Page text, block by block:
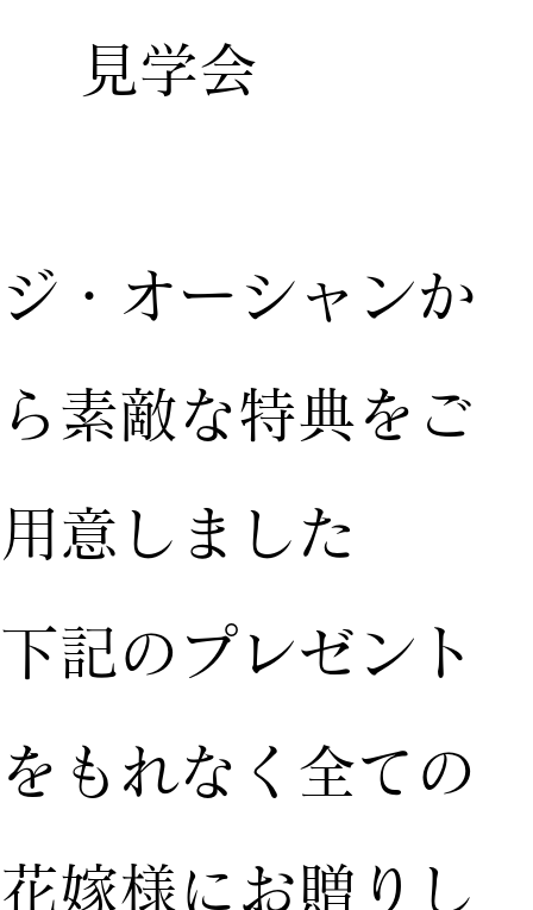
見学会
ジ・オーシャンか
ら素敵な特典をご
用意しました
下記のプレゼント
をもれなく全ての
花嫁様にお贈りし